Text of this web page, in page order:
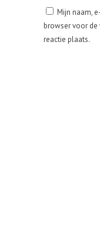
Mijn naam,
browser voor de
reactie plaats.